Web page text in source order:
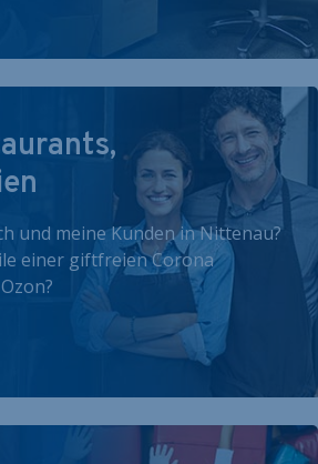
und meine Kunden in Nittenau?
einer giftfreien Corona